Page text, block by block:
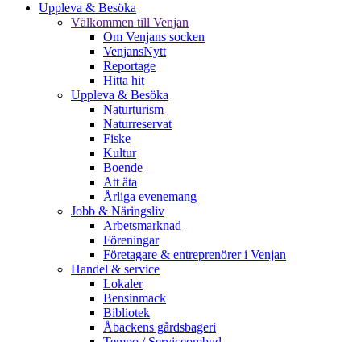
Uppleva & Besöka
Välkommen till Venjan
Om Venjans socken
VenjansNytt
Reportage
Hitta hit
Uppleva & Besöka
Naturturism
Naturreservat
Fiske
Kultur
Boende
Att äta
Årliga evenemang
Jobb & Näringsliv
Arbetsmarknad
Föreningar
Företagare & entreprenörer i Venjan
Handel & service
Lokaler
Bensinmack
Bibliotek
Åbackens gårdsbageri